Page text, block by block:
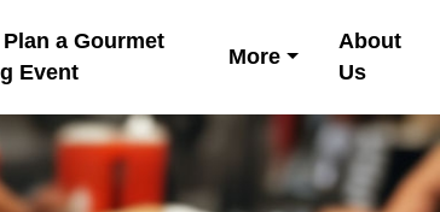
a Gourmet
Event
More
About
Us